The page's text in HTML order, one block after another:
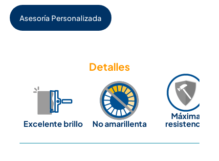
Asesoría Personalizada
Detalles
Excelente brillo No amarillenta
Máxima
resistencia